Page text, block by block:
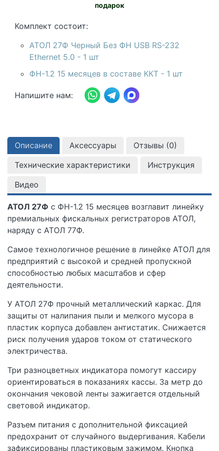
подарок
Комплект состоит:
АТОЛ 27Ф Черный Без ФН USB RS-232
Ethernet 5.0 - 1 шт
ФН-1.2 15 месяцев в составе ККТ - 1 шт
Напишите нам:
Описание Аксессуары Отзывы (0)
Технические характеристики
Инструкция
Видео
АТОЛ 27Ф с ФН-1.2 15 месяцев возглавит линейку
премиальных фискальных регистраторов АТОЛ,
наряду с АТОЛ 77Ф.
Самое технологичное решение в линейке АТОЛ для
предприятий с высокой и средней пропускной
способностью любых масштабов и сфер
деятельности.
У АТОЛ 27Ф прочный металлический каркас. Для
защиты от налипания пыли и мелкого мусора в
пластик корпуса добавлен антистатик. Снижается
риск получения ударов током от статического
электричества.
Три разноцветных индикатора помогут кассиру
ориентироваться в показаниях кассы. За метр до
окончания чековой ленты зажигается отдельный
световой индикатор.
Разъем питания с дополнительной фиксацией
предохранит от случайного выдергивания. Кабели
зафиксированы пластиковым зажимом. Кнопка